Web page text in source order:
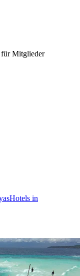
für Mitglieder
Hotels in